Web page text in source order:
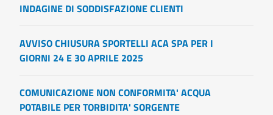
INDAGINE DI SODDISFAZIONE CLIENTI
AVVISO CHIUSURA SPORTELLI ACA SPA PER I
GIORNI 24 E 30 APRILE 2025
COMUNICAZIONE NON CONFORMITA' ACQUA
POTABILE PER TORBIDITA' SORGENTE